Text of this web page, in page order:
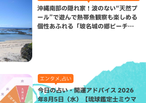
沖縄南部の隠れ家！波のない“天然プ
ール”で遊んで熱帯魚観察も楽しめる
個性あふれる「玻名城の郷ビーチ」
エンタメ,占い
今日の占い・開運アドバイス 2026
年8月5日（水）【琉球鑑定士ミウマ